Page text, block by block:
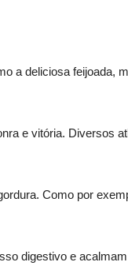
a deliciosa feijoada,
e vitória. Diversos
Como por
digestivo e